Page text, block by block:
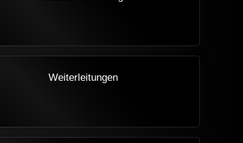
Weiterleitungen